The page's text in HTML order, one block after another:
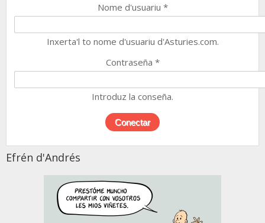
Nome d'usuariu *
Inxerta'l to nome d'usuariu d'Asturies.com.
Contraseña *
Introduz la conseña.
Efrén d'Andrés